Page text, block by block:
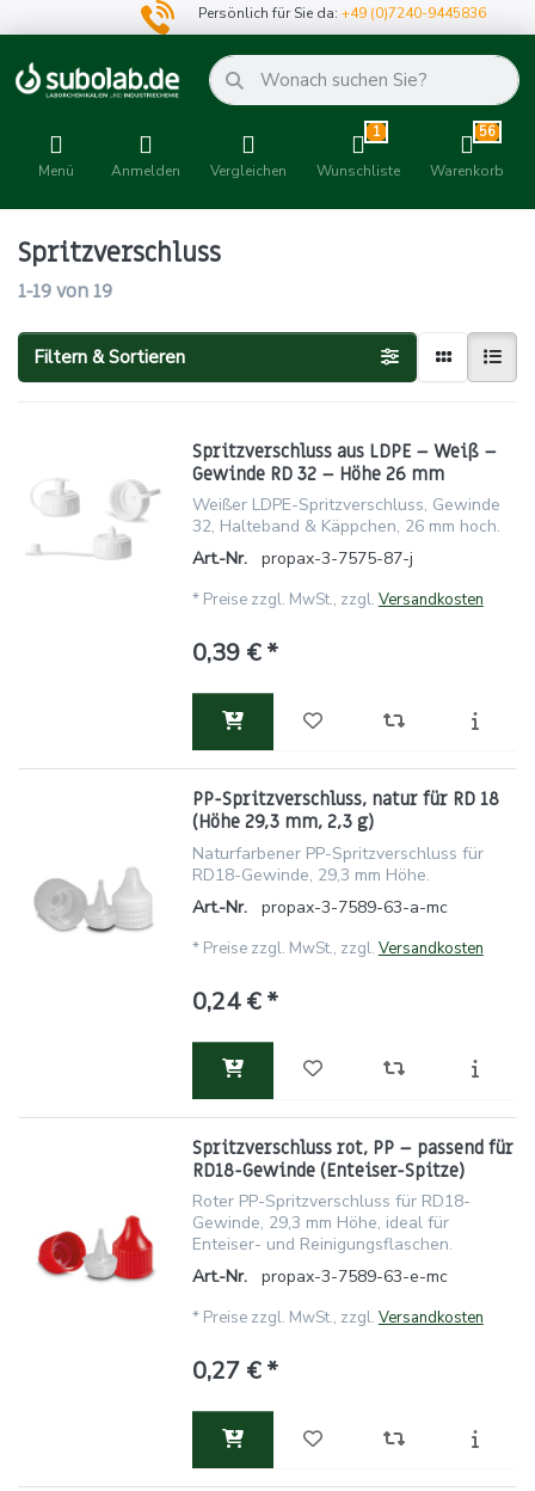
Persönlich für Sie da:+49 (0)7240-9445836
Menü Anmelden Vergleichen
1
Wunschliste
56
Warenkorb
Spritzverschluss
1-19von19
Filtern & Sortieren
Spritzverschluss aus LDPE – Weiß –
Gewinde RD 32 – Höhe 26 mm
Weißer LDPE-Spritzverschluss, Gewinde
32, Halteband & Käppchen, 26 mm hoch.
Art.-Nr.
propax-3-7575-87-j
* Preise zzgl. MwSt., zzgl. Versandkosten
0,39 € *
PP-Spritzverschluss, natur für RD 18
(Höhe 29,3 mm, 2,3 g)
Naturfarbener PP-Spritzverschluss für
RD18-Gewinde, 29,3 mm Höhe.
Art.-Nr.
propax-3-7589-63-a-mc
* Preise zzgl. MwSt., zzgl. Versandkosten
0,24 € *
Spritzverschluss rot, PP – passend für
RD18-Gewinde (Enteiser-Spitze)
Roter PP-Spritzverschluss für RD18-
Gewinde, 29,3 mm Höhe, ideal für
Enteiser- und Reinigungsflaschen.
Art.-Nr.
propax-3-7589-63-e-mc
* Preise zzgl. MwSt., zzgl. Versandkosten
0,27 € *